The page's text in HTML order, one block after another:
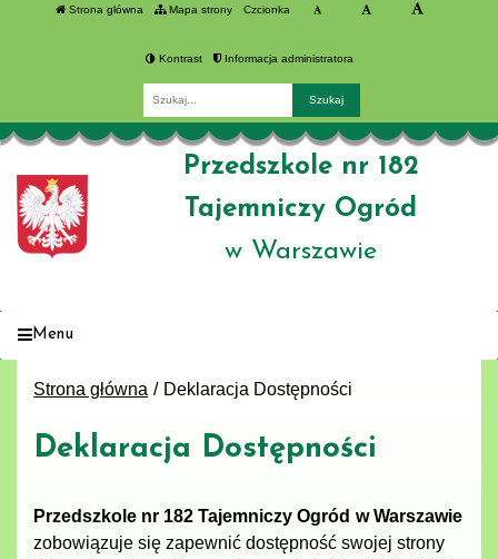
Strona główna Mapa strony Czcionka
Kontrast Informacja administratora
Przedszkole nr 182
Tajemniczy Ogród
w Warszawie
Menu
Strona główna Deklaracja Dostępności
Deklaracja Dostępności
Przedszkole nr 182 Tajemniczy Ogród w Warszawie
zobowiązuje się zapewnić dostępność swojej strony